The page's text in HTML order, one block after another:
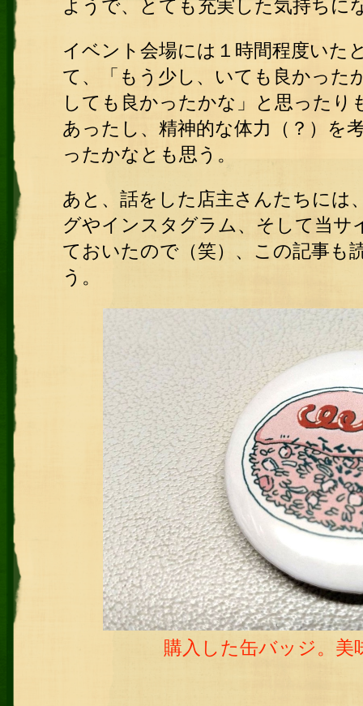
ようで、とても充実した気持ちに
イベント会場には１時間程度いた
て、「もう少し、いても良かった
しても良かったかな」と思ったり
あったし、精神的な体力（？）を
ったかなとも思う。
あと、話をした店主さんたちには
グやインスタグラム、そして当
ておいたので（笑）、この記事も
う。
購入した缶バッジ。